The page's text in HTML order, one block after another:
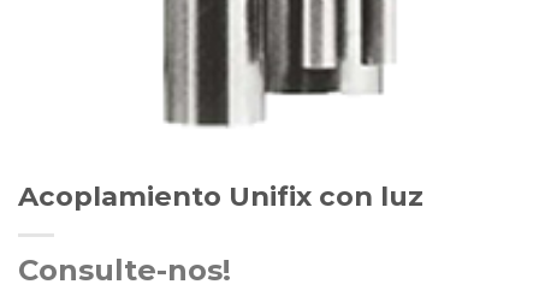
Acoplamiento Unifix con luz
Consulte-nos!